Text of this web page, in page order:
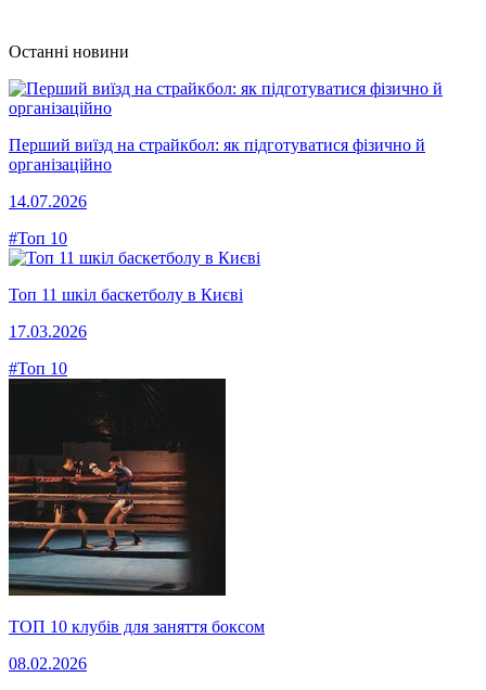
Останні новини
Перший виїзд на страйкбол: як підготуватися фізично й
організаційно
14.07.2026
#Топ 10
Топ 11 шкіл баскетболу в Києві
17.03.2026
#Топ 10
ТОП 10 клубів для заняття боксом
08.02.2026